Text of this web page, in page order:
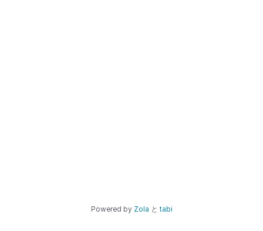
Powered by Zola と tabi